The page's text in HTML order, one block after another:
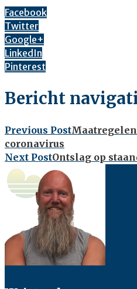
Facebook
Twitter
Google+
LinkedIn
Pinterest
Bericht
Previous Post
coronavirus
Next PostOntslag op